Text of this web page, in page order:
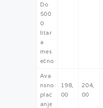
Do
500
0
litar
a
mes
ečno
Ava
nsno
plać
anje
198,
00
204,
00